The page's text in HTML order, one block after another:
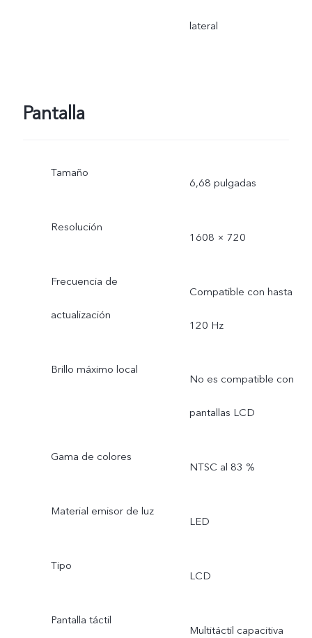
lateral
Pantalla
Tamaño
6,68 pulgadas
Resolución
1608 × 720
Frecuencia de
actualización
Compatible con hasta
120 Hz
Brillo máximo local
No es compatible con
pantallas LCD
Gama de colores
NTSC al 83 %
Material emisor de luz
LED
Tipo
LCD
Pantalla táctil
Multitáctil capacitiva